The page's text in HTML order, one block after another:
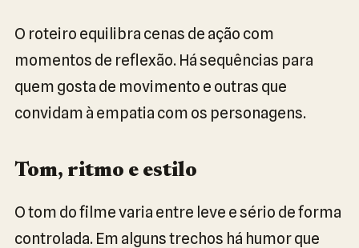
O roteiro equilibra cenas de ação com
momentos de reflexão. Há sequências para
quem gosta de movimento e outras que
convidam à empatia com os personagens.
Tom, ritmo e estilo
O tom do filme varia entre leve e sério de forma
controlada. Em alguns trechos há humor que